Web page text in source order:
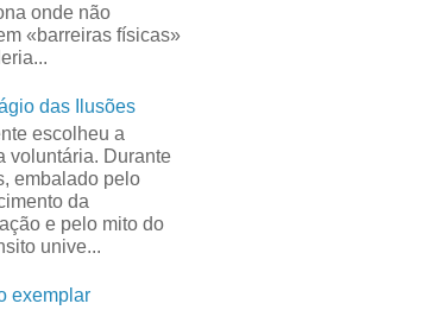
onde não
«barreiras físicas»
das Ilusões
escolheu a
voluntária. Durante
embalado pelo
da
e pelo mito do
unive...
exemplar